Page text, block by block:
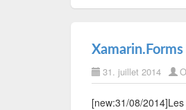
31. juillet 2014
[new:31/08/